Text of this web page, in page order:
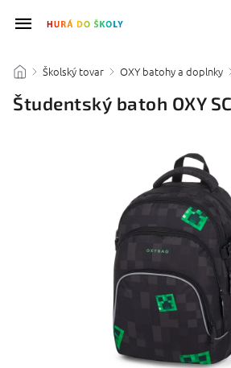
/ Školský tovar / OXY batohy a doplnky /
Študentský batoh OXY